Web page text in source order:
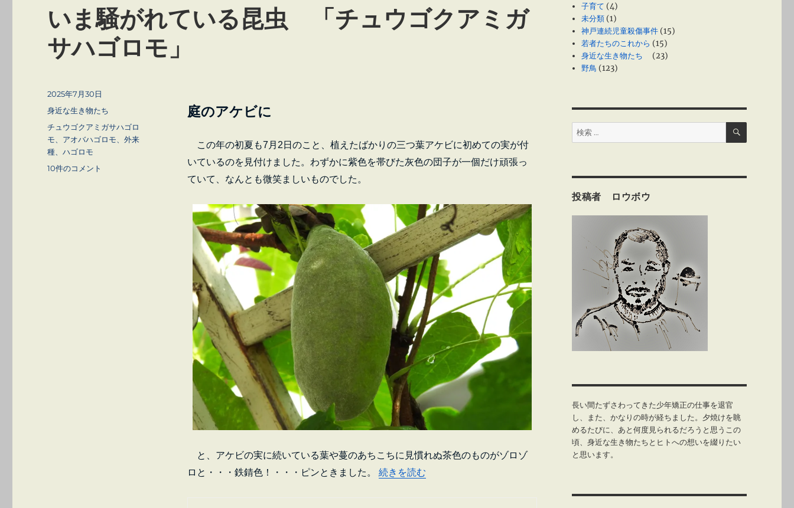
いま騒がれている昆虫 「チュウゴクアミガ
サハゴロモ」
庭のアケビに
この年の初夏も7月2日のこと、植えたばかりの三つ葉アケビに初めての実が付
いているのを見付けました。わずかに紫色を帯びた灰色の団子が一個だけ頑張っ
ていて、なんとも微笑ましいものでした。
と、アケビの実に続いている葉や蔓のあちこちに見慣れぬ茶色のものがゾロゾ
ロと・・・鉄錆色！・・・ピンときました。
“いま騒がれている昆虫 「チュウゴクアミガサハゴロモ」” の
続きを読む
投
稿
2025年7月30日
カ
テ
リ
身近な生き物たち
タ
グ
チュウゴクアミガサハゴロ
モ、アオバハゴロモ、外来
種、ハゴロモ
い
10件のコメント
子育て (4)
未分類 (1)
神戸連続児童殺傷事件 (15)
若者たちのこれから (15)
身近な生き物たち
(23)
野鳥 (123)
検
索:
検
投稿者 ロウボウ
長い間たずさわってきた少年矯正の仕事を退官
し、また、かなりの時が経ちました。夕焼けを眺
めるたびに、あと何度見られるだろうと思うこの
頃、身近な生き物たちとヒトへの想いを綴りたい
と思います。